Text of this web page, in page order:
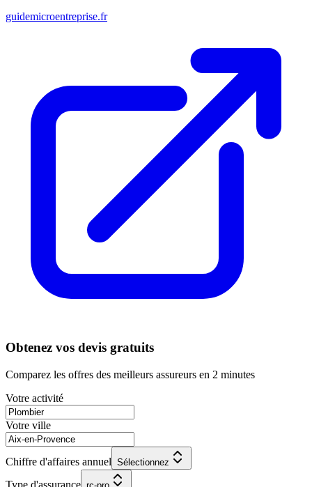
guidemicroentreprise.fr
Obtenez vos devis gratuits
Comparez les offres des meilleurs assureurs en 2 minutes
Votre activité
Votre ville
Chiffre d'affaires annuel Sélectionnez
Type d'assurance